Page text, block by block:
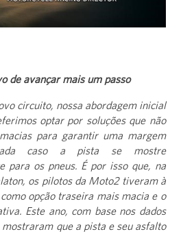
de avançar mais um passo
circuito, nossa abordagem inicial
optar por soluções que não
para garantir uma margem
caso a pista se mostre
para os pneus. É por isso que, na
os pilotos da Moto2 tiveram à
opção traseira mais macia e o
Este ano, com base nos dados
que a pista e seu asfalto